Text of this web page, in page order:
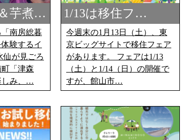
芋煮…
南房総暮
験するイ
仙が見ごろ
「津森
しみ、…
1/13は移住フ…
今週末の1月13日（土）、東
京ビッグサイトで移住フェア
があります。 フェアは1/13
（土）と1/14（日）の開催で
すが、館山市…